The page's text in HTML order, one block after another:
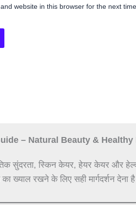
website in this browser for the next
– Natural Beauty &
सुंदरता, स्किन केयर, हेयर केयर और
रखने के लिए सही मार्गदर्शन देना